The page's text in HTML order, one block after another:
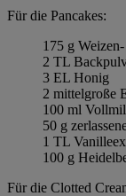
Für die Pancakes:
175 g
2 TL
3 EL Honig
2 mittelgroße
100 ml
50 g
1 TL
100 g
Für die Clotted